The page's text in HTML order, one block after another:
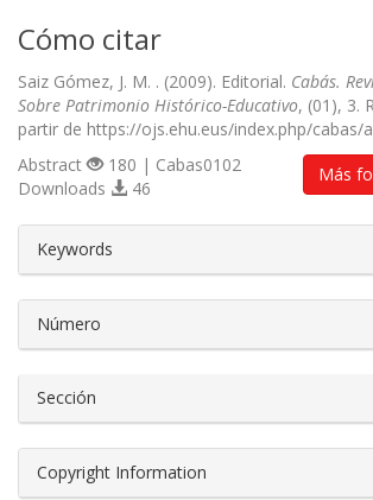
Cómo citar
Saiz Gómez, J. M. . (2009). Editorial. Cabás.
Sobre Patrimonio Histórico-Educativo, (01), 3.
partir de https://ojs.ehu.eus/index.php/cabas/
Más
Abstract
180 | Cabas0102
Downloads
46
Keywords
Número
Sección
Copyright Information